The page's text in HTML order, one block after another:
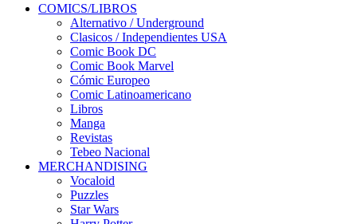
COMICS/LIBROS
Alternativo / Underground
Clasicos / Independientes USA
Comic Book DC
Comic Book Marvel
Cómic Europeo
Comic Latinoamericano
Libros
Manga
Revistas
Tebeo Nacional
MERCHANDISING
Vocaloid
Puzzles
Star Wars